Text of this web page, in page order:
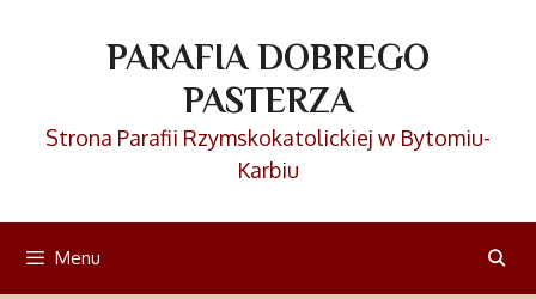
PARAFIA DOBREGO
PASTERZA
Strona Parafii Rzymskokatolickiej w Bytomiu-
Karbiu
Menu